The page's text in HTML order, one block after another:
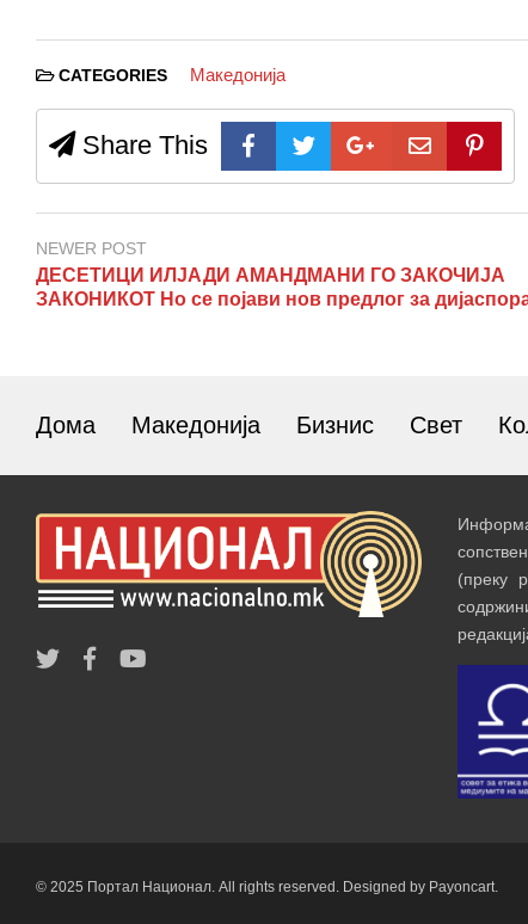
CATEGORIES Македонија
Share This
NEWER POST
ДЕСЕТИЦИ ИЛЈАДИ АМАНДМАНИ ГО ЗАКОЧИЈА
ЗАКОНИКОТ Но се појави нов предлог за
Дома Македонија Бизнис Свет
(преку
© 2025 Портал Национал. All rights reserved. Designed by Payoncart.